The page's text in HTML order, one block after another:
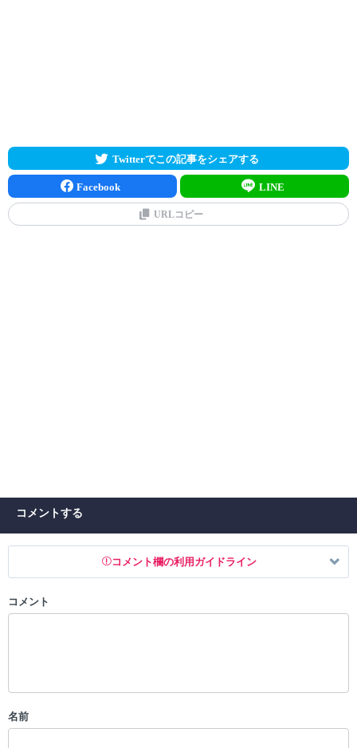
Twitterでこの記事をシェアする
Facebook LINE
URLコピー
コメントする
コメント欄の利用ガイドライン
以下の書き込みを禁止とし、場合によってはコメント削除や書き込み制
・一度削除された投稿を再び投稿すること
コメント
名前